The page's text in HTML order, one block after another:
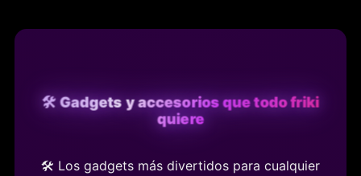
🛠️ Gadgets y accesorios que todo friki
quiere
🛠️ Los gadgets más divertidos para cualquier